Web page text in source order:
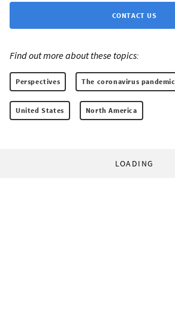
CONTACT US
Find out more about these topics:
Perspectives The coronavirus pandemic
United States North America
LOADING